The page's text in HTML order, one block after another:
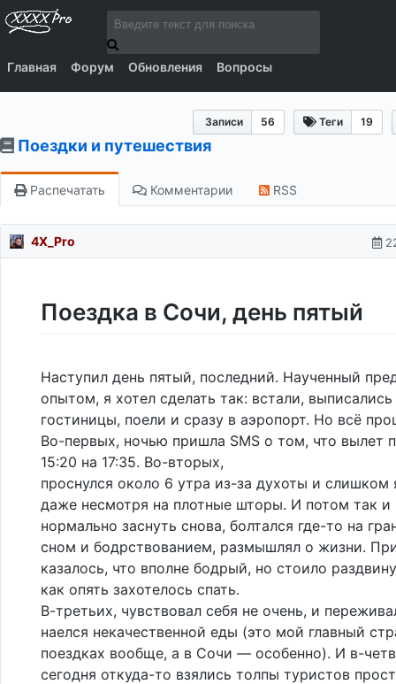
Главная Форум Обновления Вопросы
Записи 56 Теги 19
Поездки и путешествия
Распечатать Комментарии RSS
4X_Pro
Поездка в Сочи, день пятый
Наступил день пятый, последний. Наученный
опытом, я хотел сделать так: встали, выписались
гостиницы, поели и сразу в аэропорт. Но всё
Во-первых, ночью пришла SMS о том, что вылет
15:20 на 17:35. Во-вторых,
проснулся около 6 утра из-за духоты и слишком
даже несмотря на плотные шторы. И потом так и
нормально заснуть снова, болтался где-то на
сном и бодрствованием, размышлял о жизни.
казалось, что вполне бодрый, но стоило
как опять захотелось спать.
В-третьих, чувствовал себя не очень, и
наелся некачественной еды (это мой главный
поездках вообще, а в Сочи — особенно). И в-
сегодня откуда-то взялись толпы туристов